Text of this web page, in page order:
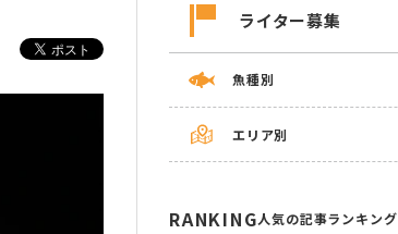
ライター募集
魚種別
エリア別
RANKING人気の記事ランキング